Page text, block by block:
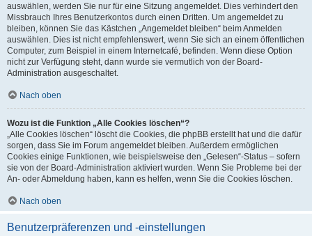
auswählen, werden Sie nur für eine Sitzung angemeldet. Dies verhindert den
Missbrauch Ihres Benutzerkontos durch einen Dritten. Um angemeldet zu
bleiben, können Sie das Kästchen „Angemeldet bleiben“ beim Anmelden
auswählen. Dies ist nicht empfehlenswert, wenn Sie sich an einem öffentlichen
Computer, zum Beispiel in einem Internetcafé, befinden. Wenn diese Option
nicht zur Verfügung steht, dann wurde sie vermutlich von der Board-
Administration ausgeschaltet.
Nach oben
Wozu ist die Funktion „Alle Cookies löschen“?
„Alle Cookies löschen“ löscht die Cookies, die phpBB erstellt hat und die dafür
sorgen, dass Sie im Forum angemeldet bleiben. Außerdem ermöglichen
Cookies einige Funktionen, wie beispielsweise den „Gelesen“-Status – sofern
sie von der Board-Administration aktiviert wurden. Wenn Sie Probleme bei der
An- oder Abmeldung haben, kann es helfen, wenn Sie die Cookies löschen.
Nach oben
Benutzerpräferenzen und -einstellungen